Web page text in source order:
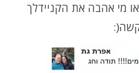
מי אהבה את הקניידלך